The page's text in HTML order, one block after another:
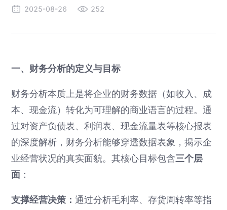
2025-08-26 252
一、财务分析的定义与目标
财务分析本质上是将企业的财务数据（如收入、成
本、现金流）转化为可理解的商业语言的过程。通
过对资产负债表、利润表、现金流量表等核心报表
的深度解析，财务分析能够穿透数据表象，揭示企
业经营状况的真实面貌。其核心目标包含三个层
面 ：
支撑经营决策：通过分析毛利率、存货周转率等指